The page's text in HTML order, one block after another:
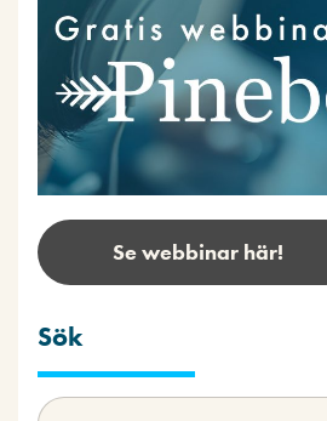
Se webbinar här!
Sök